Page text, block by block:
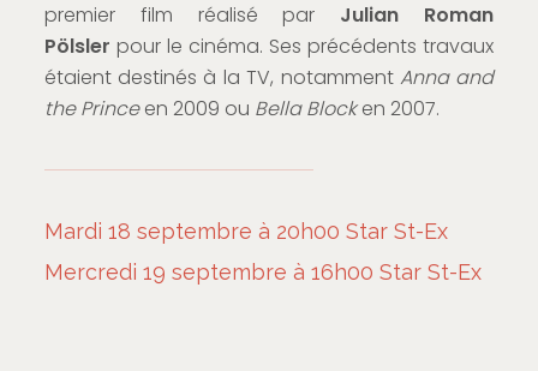
premier film réalisé par Julian Roman
Pölsler pour le cinéma. Ses précédents travaux
étaient destinés à la TV, notamment Anna and
the Princeen 2009 ou Bella Blocken 2007.
Mardi 18 septembre à 20h00 Star St-Ex
Mercredi 19 septembre à 16h00 Star St-Ex